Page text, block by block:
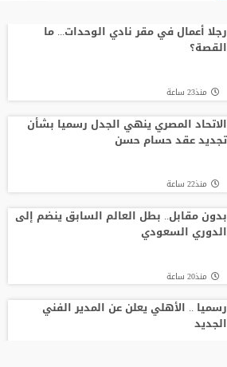
رجلا أعمال في مقر نادي الوحدات... ما
القصة؟
منذ23 ساعة
الاتحاد المصري ينهي الجدل رسميا بشأن
تجديد عقد حسام حسن
منذ22 ساعة
بدون مقابل.. بطل العالم السابق ينضم إلى
الدوري السعودي
منذ20 ساعة
رسميا .. الأهلي يعلن عن المدير الفني
الجديد